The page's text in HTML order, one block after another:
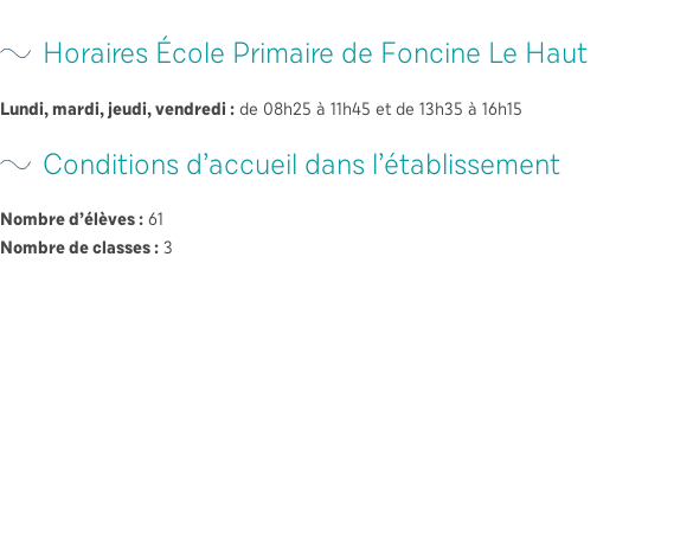
Horaires École Primaire de Foncine Le Haut
Lundi, mardi, jeudi, vendredi : de 08h25 à 11h45 et de 13h35 à 16h15
Conditions d’accueil dans l’établissement
Nombre d’élèves : 61
Nombre de classes : 3